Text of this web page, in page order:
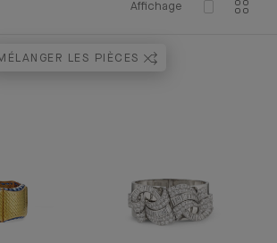
Affichage
LES PIÈCES